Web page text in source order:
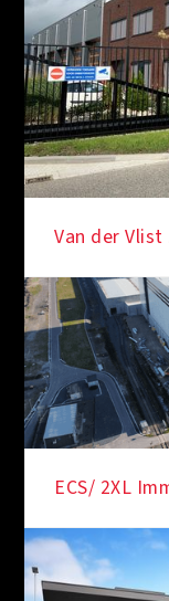
Van der
ECS/ 2XL